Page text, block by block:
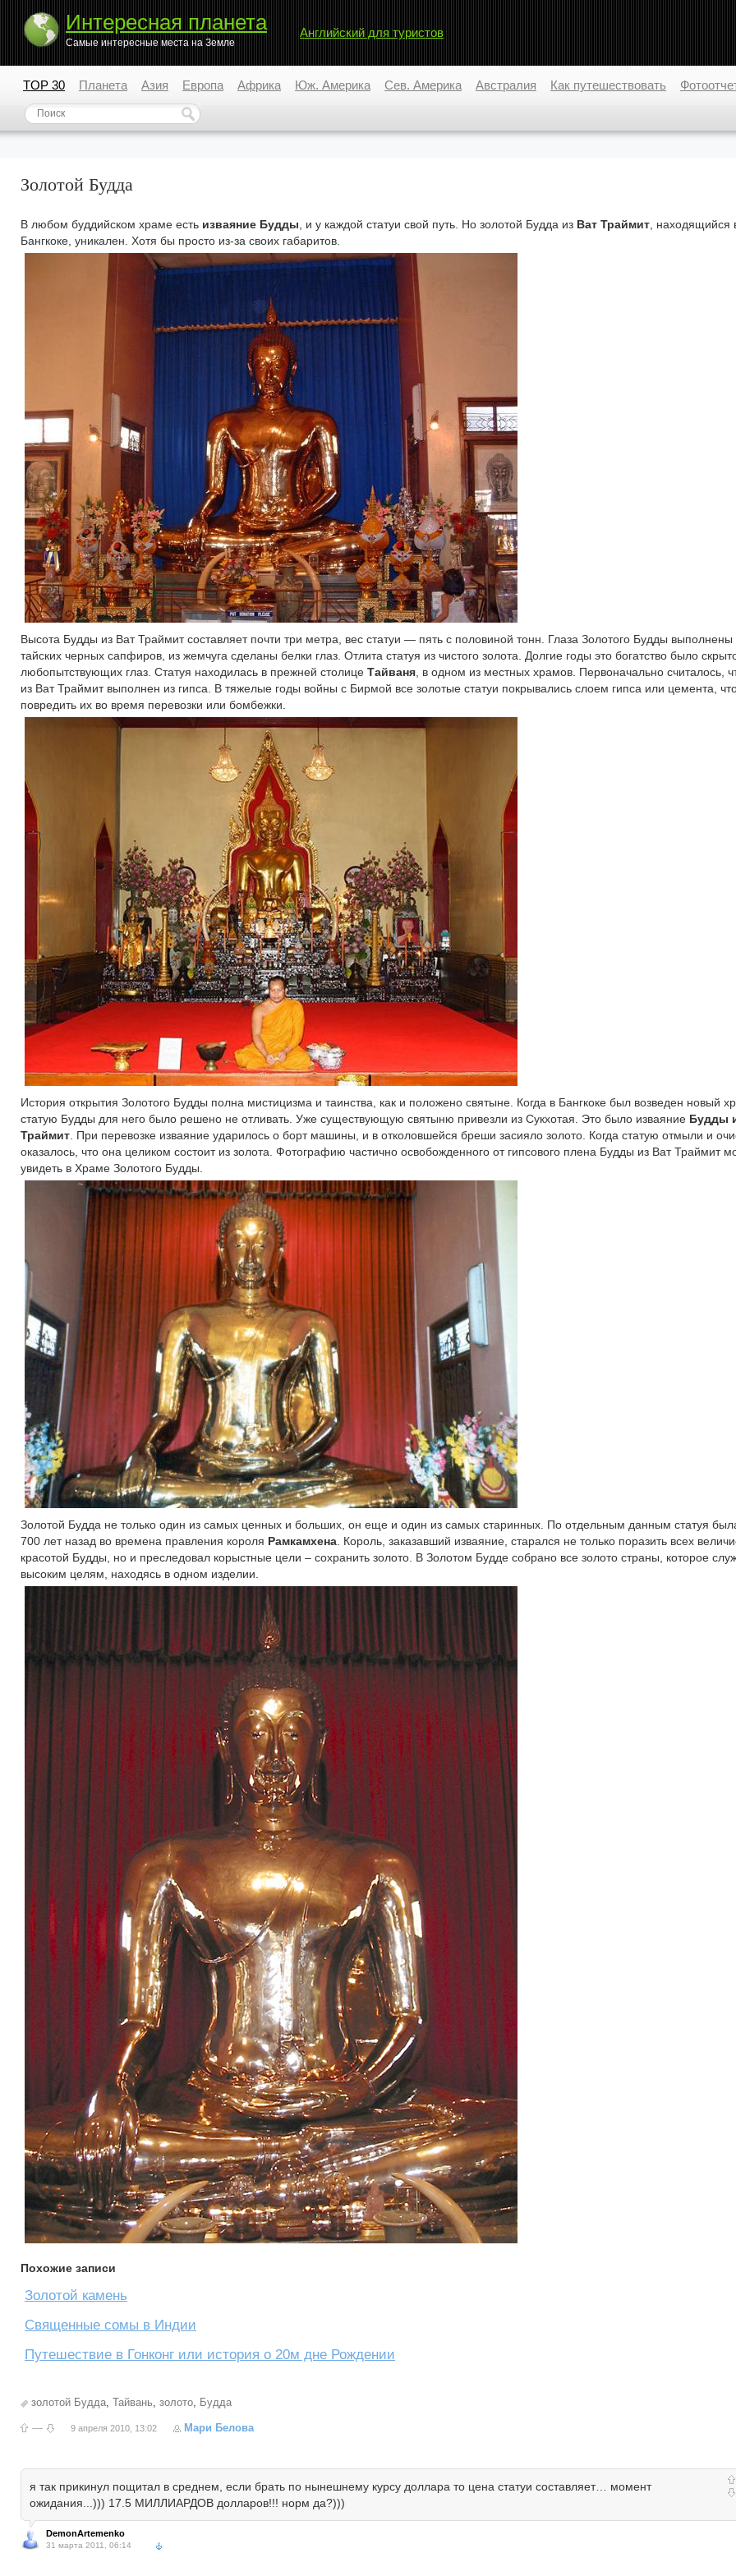
Интересная планета
Самые интересные места на Земле
Английский для туристов
TOP 30 Планета Азия Европа Африка Юж. Америка Сев. Америка Австралия Как путешествовать
Золотой Будда
В любом буддийском храме есть изваяние Будды , и у каждой статуи свой путь. Но золотой Будда из Ват Траймит , находящийся
Бангкоке, уникален. Хотя бы просто из-за своих габаритов.
Высота Будды из Ват Траймит составляет почти три метра, вес статуи — пять с половиной тонн. Глаза Золотого Будды выполнены
тайских черных сапфиров, из жемчуга сделаны белки глаз. Отлита статуя из чистого золота. Долгие годы это богатство было
любопытствующих глаз. Статуя находилась в прежней столице Тайваня , в одном из местных храмов. Первоначально считалось,
из Ват Траймит выполнен из гипса. В тяжелые годы войны с Бирмой все золотые статуи покрывались слоем гипса или цемента,
повредить их во время перевозки или бомбежки.
История открытия Золотого Будды полна мистицизма и таинства, как и положено святыне. Когда в Бангкоке был возведен новый
статую Будды для него было решено не отливать. Уже существующую святыню привезли из Сукхотая. Это было изваяние Будды
Траймит . При перевозке изваяние ударилось о борт машины, и в отколовшейся бреши засияло золото. Когда статую отмыли и
оказалось, что она целиком состоит из золота. Фотографию частично освобожденного от гипсового плена Будды из Ват Траймит
увидеть в Храме Золотого Будды.
Золотой Будда не только один из самых ценных и больших, он еще и один из самых старинных. По отдельным данным статуя
700 лет назад во времена правления короля Рамкамхена . Король, заказавший изваяние, старался не только поразить всех
красотой Будды, но и преследовал корыстные цели – сохранить золото. В Золотом Будде собрано все золото страны, которое
высоким целям, находясь в одном изделии.
Похожие записи
Золотой камень
Священные сомы в Индии
Путешествие в Гонконг или история о 20м дне Рождении
золотой Будда, Тайвань, золото, Будда
— 9 апреля 2010, 13:02 Мари Белова
я так прикинул пощитал в среднем, если брать по нынешнему курсу доллара то цена статуи составляет… момент
ожидания...))) 17.5 МИЛЛИАРДОВ долларов!!! норм да?)))
DemonArtemenko
31 марта 2011, 06:14